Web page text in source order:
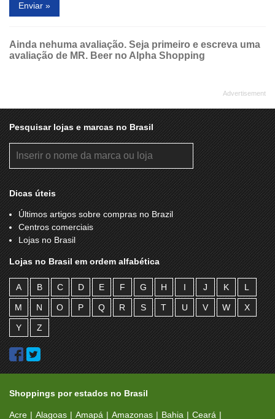
Enviar »
Ainda nehuma avaliação. Seja primeiro e escreva uma
avaliação de MR. Beer no Alpha Shopping
Pesquisar lojas e marcas no Brasil
Dicas úteis
Últimos artigos sobre compras no Brazil
Centros comerciais
Lojas no Brasil
Lojas no Brasil em ordem alfabética
A B C D E F G H I J K L
M N O P Q R S T U V W X
Y Z
Shoppings por estados no Brasil
Acre Alagoas Amapá Amazonas Bahia Ceará